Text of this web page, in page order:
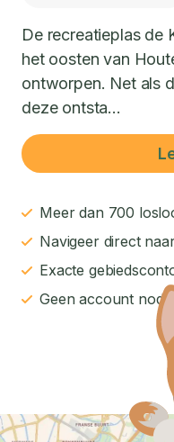
De recreatieplas de
het oosten van
ontworpen. Net als
deze ontsta...
Meer dan 700
Navigeer direct
Exacte
Geen account